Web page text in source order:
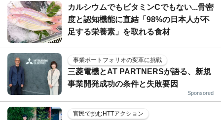
カルシウムでもビタミンCでもない...骨密
度と認知機能に直結「98%の日本人が不
足する栄養素」を取れる食材
事業ポートフォリオの変革に挑戦
三菱電機とAT PARTNERSが語る、新規
事業開発成功の条件と失敗要因
Sponsored
官民で挑むHTTアクション